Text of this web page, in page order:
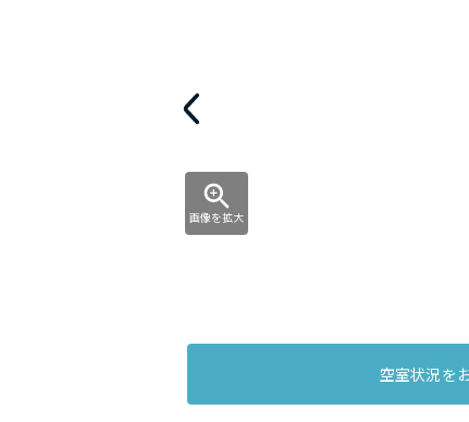
画像を拡大
空室状況を